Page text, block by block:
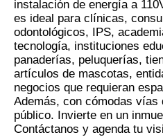
instalación de energía a
es ideal para clínicas,
odontológicos, IPS,
tecnología, instituciones
panaderías, peluquerías,
artículos de mascotas,
negocios que requieran
Además, con cómodas
público. Invierte en un
Contáctanos y agenda tu